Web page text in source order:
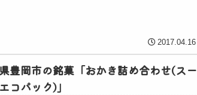
2017.04.16
豊岡市の銘菓「おかき詰め合わせ(スー
コパック)」